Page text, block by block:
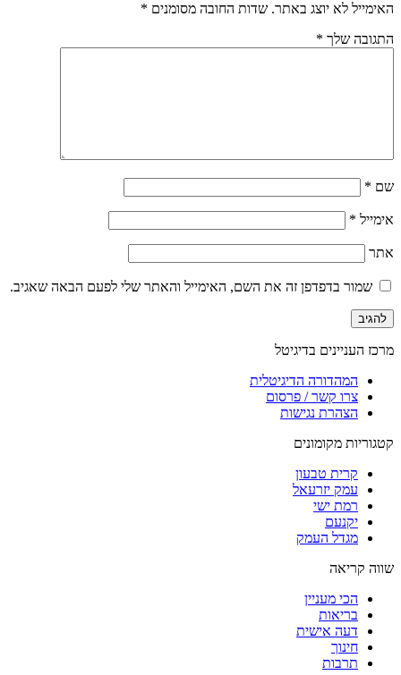
האימייל לא יוצג באתר. שדות החובה מסומנים *
התגובה שלך *
שם *
אימייל *
אתר
שמור בדפדפן זה את השם, האימייל והאתר שלי לפעם הבאה שאגיב.
מרכז העניינים בדיגיטל
המהדורה הדיגיטלית
צרו קשר / פרסום
הצהרת נגישות
קטגוריות מקומונים
קרית טבעון
עמק יזרעאל
רמת ישי
יקנעם
מגדל העמק
שווה קריאה
הכי מעניין
בריאות
דעה אישית
חינוך
תרבות